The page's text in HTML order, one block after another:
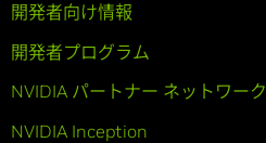
開発者向け情報
開発者プログラム
NVIDIA パートナー ネットワーク
NVIDIA Inception